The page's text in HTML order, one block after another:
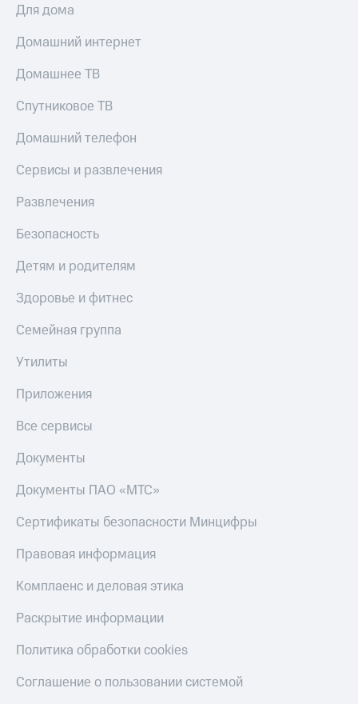
номер
другого
оператора
Оплата
и
с
на карту
МТС Pay
Оплата
по QR-
коду
за границей
магазин
и
часы
трекеры
Умный
Планшеты
Акции
и
скидки
Все
Для дома
Домашний интернет
Домашнее ТВ
Спутниковое ТВ
Домашний телефон
Сервисы и развлечения
Развлечения
Безопасность
Детям и родителям
Здоровье и фитнес
Семейная группа
Утилиты
Приложения
Все сервисы
Документы
Документы ПАО «МТС»
Сертификаты безопасности Минцифры
Правовая информация
Комплаенс и деловая этика
Раскрытие информации
Политика обработки cookies
Соглашение о пользовании системой